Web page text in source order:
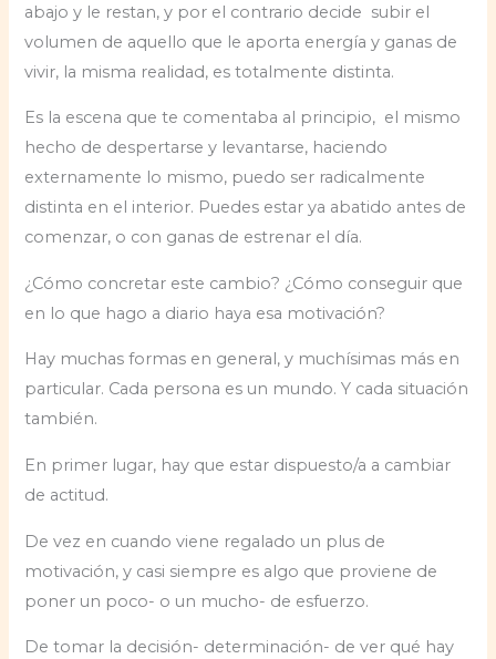
abajo y le restan, y por el contrario decide subir el
volumen de aquello que le aporta energía y ganas de
vivir, la misma realidad, es totalmente distinta.
Es la escena que te comentaba al principio, el mismo
hecho de despertarse y levantarse, haciendo
externamente lo mismo, puedo ser radicalmente
distinta en el interior. Puedes estar ya abatido antes de
comenzar, o con ganas de estrenar el día.
¿Cómo concretar este cambio? ¿Cómo conseguir que
en lo que hago a diario haya esa motivación?
Hay muchas formas en general, y muchísimas más en
particular. Cada persona es un mundo. Y cada situación
también.
En primer lugar, hay que estar dispuesto/a a cambiar
de actitud.
De vez en cuando viene regalado un plus de
motivación, y casi siempre es algo que proviene de
poner un poco- o un mucho- de esfuerzo.
De tomar la decisión- determinación- de ver qué hay